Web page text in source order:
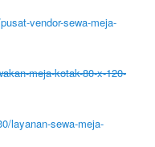
vendor-sewa-meja-
meja-kotak-80-x-120-
layanan-sewa-meja-